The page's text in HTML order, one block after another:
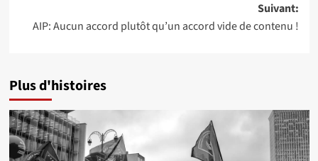
Suivant:
AIP: Aucun accord plutôt qu’un accord vide de contenu !
Plus d'histoires